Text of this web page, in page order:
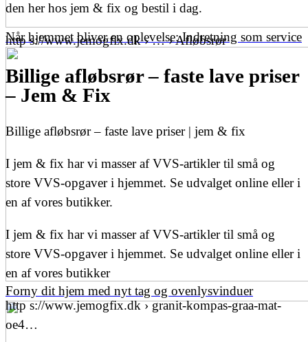
Når hjemmet bliver en oplevelse: Indretning som service
Forny dit hjem med nyt tag og ovenlysvinduer
den her hos jem & fix og bestil i dag.
http s://www.jemogfix.dk › … › Afløbsrør
Billige afløbsrør – faste lave priser
– Jem & Fix
Billige afløbsrør – faste lave priser | jem & fix
I jem & fix har vi masser af VVS-artikler til små og
store VVS-opgaver i hjemmet. Se udvalget online eller i
en af vores butikker.
I jem & fix har vi masser af VVS-artikler til små og
store VVS-opgaver i hjemmet. Se udvalget online eller i
en af vores butikker
http s://www.jemogfix.dk › granit-kompas-graa-mat-
oe4…